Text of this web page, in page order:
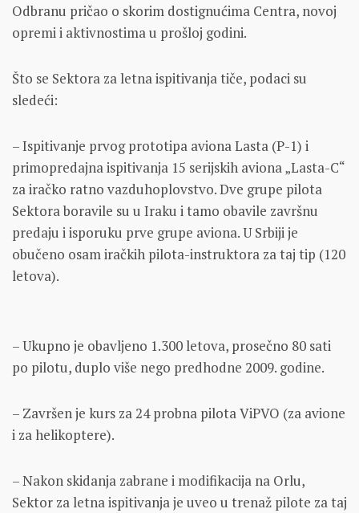
Odbranu pričao o skorim dostignućima Centra, novoj
opremi i aktivnostima u prošloj godini.
Što se Sektora za letna ispitivanja tiče, podaci su
sledeći:
– Ispitivanje prvog prototipa aviona Lasta (P-1) i
primopredajna ispitivanja 15 serijskih aviona „Lasta-C“
za iračko ratno vazduhoplovstvo. Dve grupe pilota
Sektora boravile su u Iraku i tamo obavile završnu
predaju i isporuku prve grupe aviona. U Srbiji je
obučeno osam iračkih pilota-instruktora za taj tip (120
letova).
– Ukupno je obavljeno 1.300 letova, prosečno 80 sati
po pilotu, duplo više nego predhodne 2009. godine.
– Završen je kurs za 24 probna pilota ViPVO (za avione
i za helikoptere).
– Nakon skidanja zabrane i modifikacija na Orlu,
Sektor za letna ispitivanja je uveo u trenaž pilote za taj